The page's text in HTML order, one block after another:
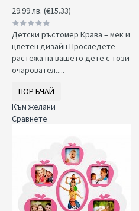
29.99 лв. (€15.33)
Детски ръстомер Крава – мек и
цветен дизайн Проследете
растежа на вашето дете с този
очаровател.....
ПОРЪЧАЙ
Към желани
Сравнете